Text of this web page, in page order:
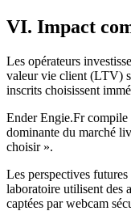
VI. Impact
Les opérateurs
valeur vie client (LTV)
inscrits choisissent
Ender Engie.Fr compile
dominante du marché
choisir ».
Les perspectives
laboratoire utilisent des
captées par webcam